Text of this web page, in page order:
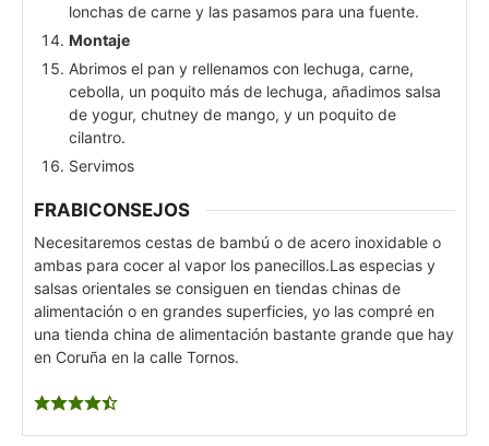
lonchas de carne y las pasamos para una fuente.
Montaje
Abrimos el pan y rellenamos con lechuga, carne,
cebolla, un poquito más de lechuga, añadimos salsa
de yogur, chutney de mango, y un poquito de
cilantro.
Servimos
FRABICONSEJOS
Necesitaremos cestas de bambú o de acero inoxidable o
ambas para cocer al vapor los panecillos.Las especias y
salsas orientales se consiguen en tiendas chinas de
alimentación o en grandes superficies, yo las compré en
una tienda china de alimentación bastante grande que hay
en Coruña en la calle Tornos.